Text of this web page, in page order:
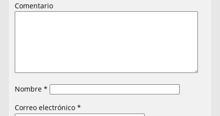
Comentario
Nombre*
Correo electrónico*